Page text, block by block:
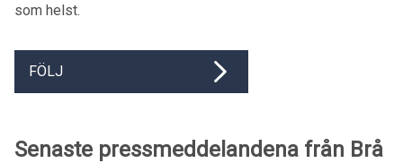
som helst.
FÖLJ
Senaste pressmeddelandena från Brå